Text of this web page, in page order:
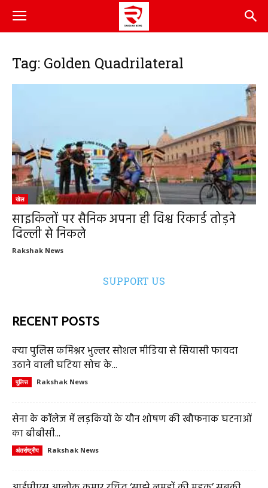
Tag: Golden Quadrilateral
खेल
साइकिलों पर सैनिक अपना ही विश्व रिकार्ड तोड़ने
दिल्ली से निकले
Rakshak News
SUPPORT US
RECENT POSTS
क्या पुलिस कमिश्नर भुल्लर सोशल मीडिया से सियासी फायदा
उठाने वाली घटिया सोच के...
पुलिस Rakshak News
सेना के कॉलेज में लड़कियों के यौन शोषण की खौफनाक घटनाओं
का बीबीसी...
अंतर्राष्ट्रीय Rakshak News